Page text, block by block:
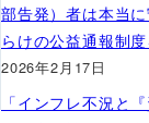
部告発）者は本当
らけの公益通報制
2026年2月17日
「インフレ不況と